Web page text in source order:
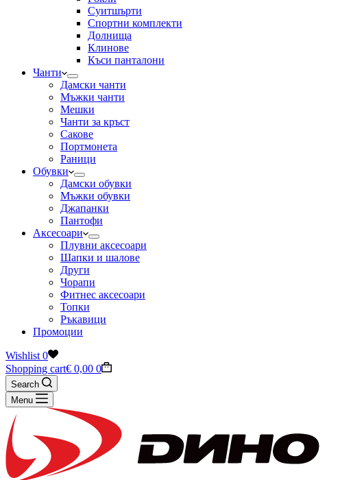
Суитшърти
Спортни комплекти
Долнища
Клинове
Къси панталони
Чанти
Дамски чанти
Мъжки чанти
Мешки
Чанти за кръст
Сакове
Портмонета
Раници
Обувки
Дамски обувки
Мъжки обувки
Джапанки
Пантофи
Аксесоари
Плувни аксесоари
Шапки и шалове
Други
Чорапи
Фитнес аксесоари
Топки
Ръкавици
Промоции
Wishlist 0
Shopping cart€ 0,00 0
Search
Menu